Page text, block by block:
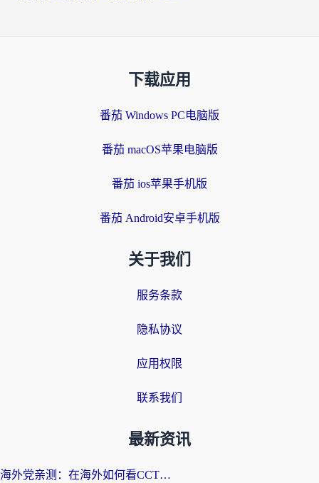
下载应用
番茄 Windows PC电脑版
番茄 macOS苹果电脑版
番茄 ios苹果手机版
番茄 Android安卓手机版
关于我们
服务条款
隐私协议
应用权限
联系我们
最新资讯
海外党亲测：在海外如何看CCTV？告别“仅限大陆播放”的实用指南